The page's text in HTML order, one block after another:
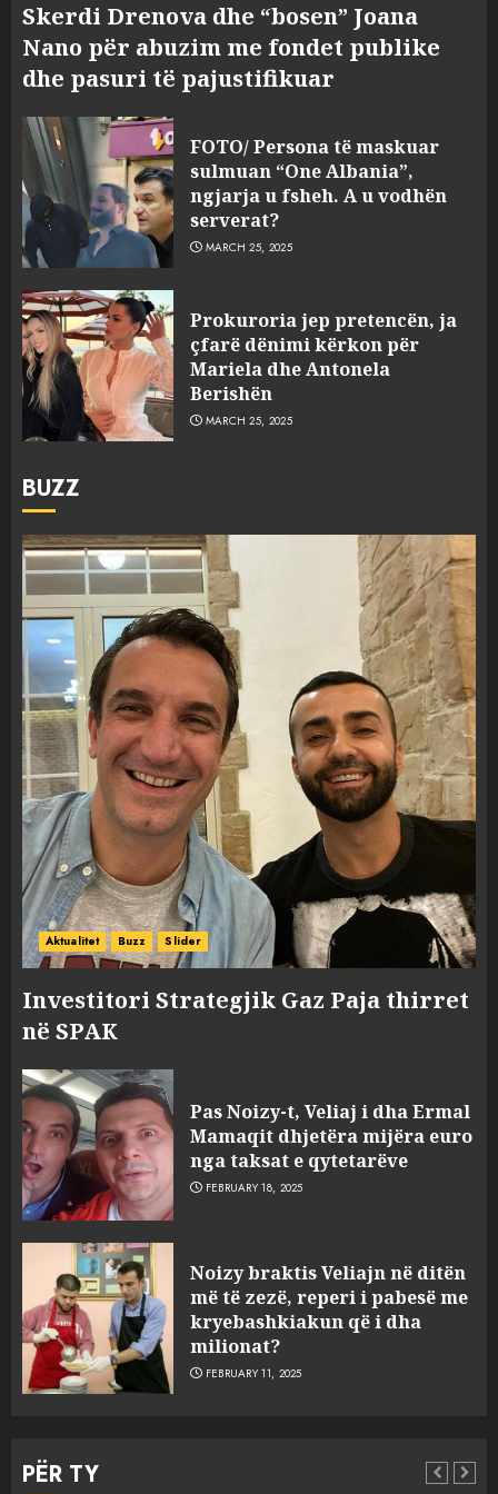
Skerdi Drenova dhe “bosen” Joana
Nano për abuzim me fondet publike
dhe pasuri të pajustifikuar
FOTO/ Persona të maskuar
sulmuan “One Albania”,
ngjarja u fsheh. A u vodhën
serverat?
MARCH 25, 2025
Prokuroria jep pretencën, ja
çfarë dënimi kërkon për
Mariela dhe Antonela
Berishën
MARCH 25, 2025
BUZZ
Aktualitet Buzz Slider
Investitori Strategjik Gaz Paja thirret
në SPAK
Pas Noizy-t, Veliaj i dha Ermal
Mamaqit dhjetëra mijëra euro
nga taksat e qytetarëve
FEBRUARY 18, 2025
Noizy braktis Veliajn në ditën
më të zezë, reperi i pabesë me
kryebashkiakun që i dha
milionat?
FEBRUARY 11, 2025
PËR TY
3
sulmuan “One Albania”,
ngjarja u fsheh. A u vodhën
serverat?
MARCH 25, 2025